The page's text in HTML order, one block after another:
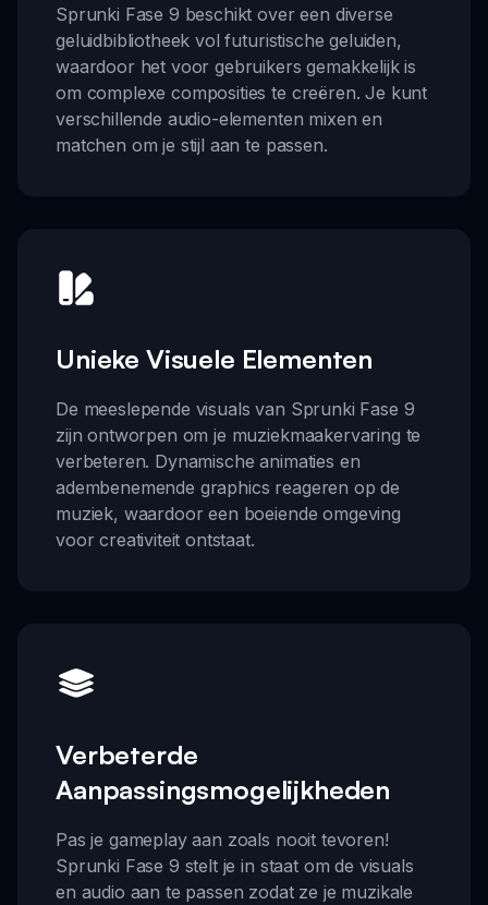
Sprunki Fase 9 beschikt over een diverse
geluidbibliotheek vol futuristische geluiden,
waardoor het voor gebruikers gemakkelijk is
om complexe composities te creëren. Je kunt
verschillende audio-elementen mixen en
matchen om je stijl aan te passen.
Unieke Visuele Elementen
De meeslepende visuals van Sprunki Fase 9
zijn ontworpen om je muziekmaakervaring te
verbeteren. Dynamische animaties en
adembenemende graphics reageren op de
muziek, waardoor een boeiende omgeving
voor creativiteit ontstaat.
Verbeterde
Aanpassingsmogelijkheden
Pas je gameplay aan zoals nooit tevoren!
Sprunki Fase 9 stelt je in staat om de visuals
en audio aan te passen zodat ze je muzikale